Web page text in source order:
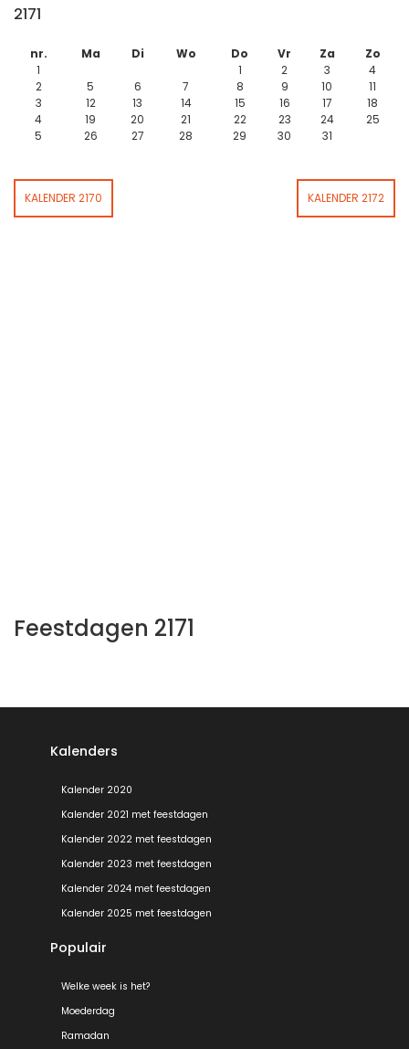
2171
nr. Ma Di Wo Do Vr Za
Zo
1
1 2 3
4
2
5 6 7 8 9 10
11
3
12 13 14 15 16 17
18
4
19 20 21 22 23 24
25
5
26 27 28 29 30 31
KALENDER 2170 KALENDER 2172
Feestdagen 2171
Kalenders
Kalender 2020
Kalender 2021 met feestdagen
Kalender 2022 met feestdagen
Kalender 2023 met feestdagen
Kalender 2024 met feestdagen
Kalender 2025 met feestdagen
Populair
Welke week is het?
Moederdag
Ramadan